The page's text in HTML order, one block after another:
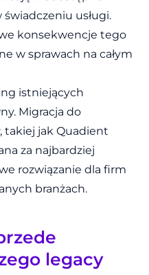
usługi.
konsekwencje tego
w sprawach na całym
istniejących
Migracja do
takiej jak Quadient
za najbardziej
rozwiązanie dla firm
branżach.
legacy